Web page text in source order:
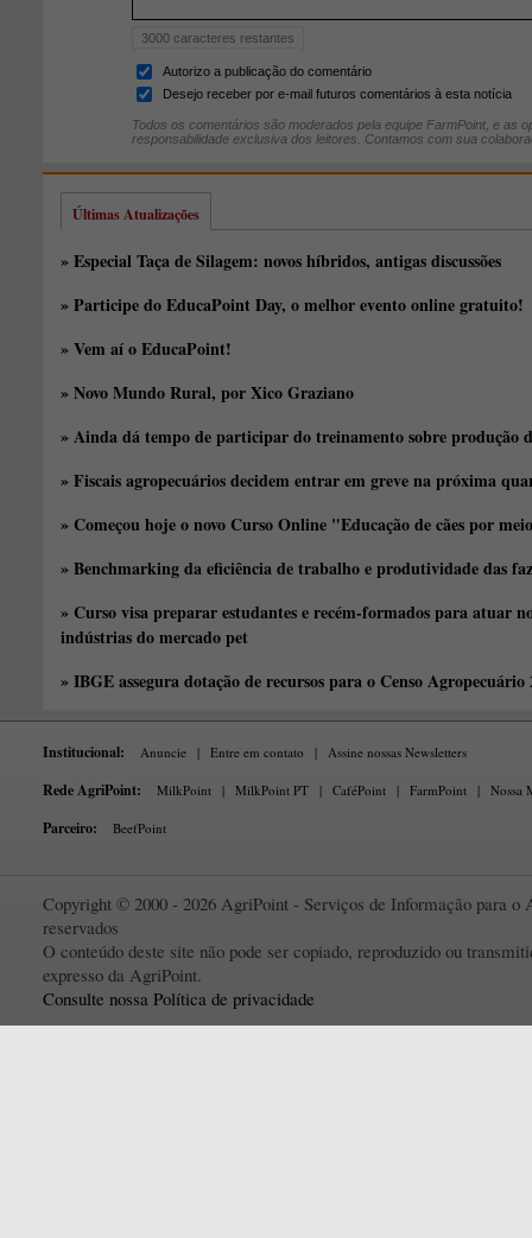
3000 caracteres restantes
Autorizo a publicação do comentário
Desejo receber por e-mail futuros comentários à esta notícia
Todos os comentários são moderados pela equipe FarmPoint, e as
responsabilidade exclusiva dos leitores. Contamos com sua
Últimas Atualizações
» Especial Taça de Silagem: novos híbridos, antigas discussões
» Participe do EducaPoint Day, o melhor evento online gratuito!
» Vem aí o EducaPoint!
» Novo Mundo Rural, por Xico Graziano
» Ainda dá tempo de participar do treinamento sobre produção
» Fiscais agropecuários decidem entrar em greve na próxima
» Começou hoje o novo Curso Online "Educação de cães por
» Benchmarking da eficiência de trabalho e produtividade das
» Curso visa preparar estudantes e recém-formados para atuar
indústrias do mercado pet
» IBGE assegura dotação de recursos para o Censo Agropecuário
Institucional: Anuncie | Entre em contato | Assine nossas Newsletters
Rede AgriPoint: MilkPoint | MilkPoint PT | CaféPoint | FarmPoint | Nossa
Parceiro: BeefPoint
Copyright © 2000 - 2026 AgriPoint - Serviços de Informação para o
reservados
O conteúdo deste site não pode ser copiado, reproduzido ou
expresso da AgriPoint.
Consulte nossa Política de privacidade